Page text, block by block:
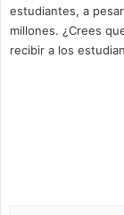
estudiantes, a
millones. ¿Crees
recibir a los